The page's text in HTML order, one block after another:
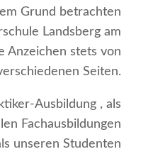
Grund betrachten
Landsberg am
Anzeichen stets von
Seiten.
Ausbildung , als
Fachausbildungen
unseren Studenten